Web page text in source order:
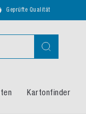
Geprüfte Qualität
Suche
Kartonfinder